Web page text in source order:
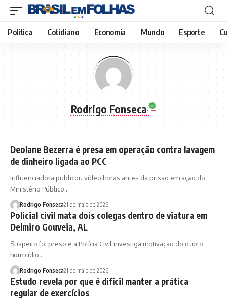
Política Cotidiano Economia Mundo Esporte
Rodrigo Fonseca
Deolane Bezerra é presa em operação contra lavagem
de dinheiro ligada ao PCC
Influenciadora publicou vídeo horas antes da prisão em ação do
Ministério Público…
Rodrigo Fonseca21 de maio de 2026
Policial civil mata dois colegas dentro de viatura em
Delmiro Gouveia, AL
Suspeito foi preso e a Polícia Civil investiga motivação do duplo
homicídio…
Rodrigo Fonseca21 de maio de 2026
Estudo revela por que é difícil manter a prática
regular de exercícios